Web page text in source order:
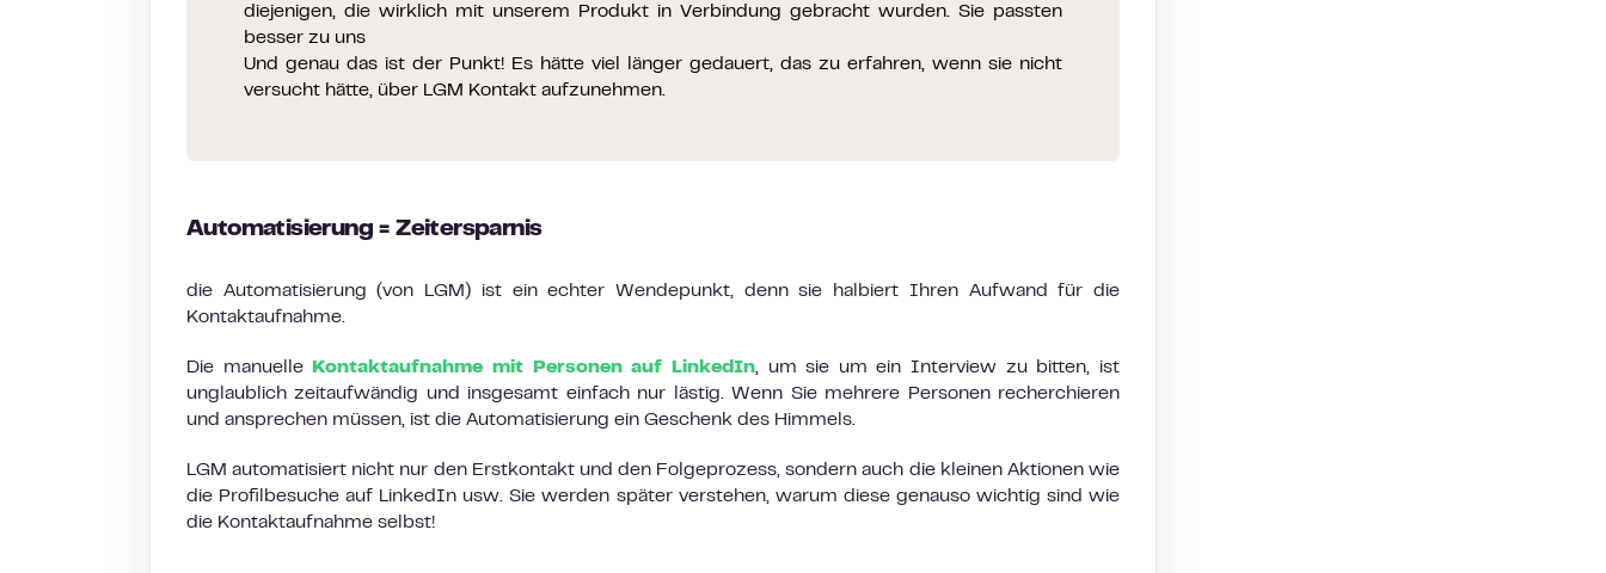
diejenigen, die wirklich mit unserem Produkt in Verbindung gebracht wurden. Sie passten
besser zu uns
Und genau das ist der Punkt! Es hätte viel länger gedauert, das zu erfahren, wenn sie nicht
versucht hätte, über LGM Kontakt aufzunehmen.
Automatisierung = Zeitersparnis
die Automatisierung (von LGM) ist ein echter Wendepunkt, denn sie halbiert Ihren Aufwand für die
Kontaktaufnahme.
Die manuelle Kontaktaufnahme mit Personen auf LinkedIn, um sie um ein Interview zu bitten, ist
unglaublich zeitaufwändig und insgesamt einfach nur lästig. Wenn Sie mehrere Personen recherchieren
und ansprechen müssen, ist die Automatisierung ein Geschenk des Himmels.
LGM automatisiert nicht nur den Erstkontakt und den Folgeprozess, sondern auch die kleinen Aktionen wie
die Profilbesuche auf LinkedIn usw. Sie werden später verstehen, warum diese genauso wichtig sind wie
die Kontaktaufnahme selbst!